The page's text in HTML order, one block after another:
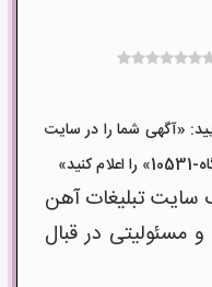
«آگهی شما را در سایت
سایت تبلیغات آهن
مسئولیتی در قبال